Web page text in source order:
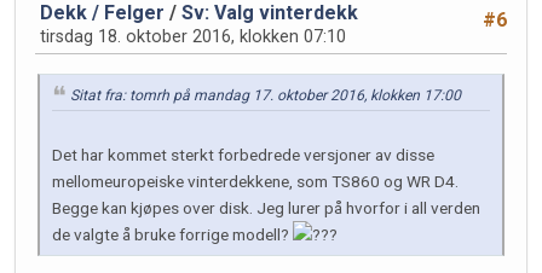
#6
Dekk / Felger / Sv: Valg vinterdekk
tirsdag 18. oktober 2016, klokken 07:10
Sitat fra: tomrh på mandag 17. oktober 2016, klokken 17:00
Det har kommet sterkt forbedrede versjoner av disse
mellomeuropeiske vinterdekkene, som TS860 og WR D4.
Begge kan kjøpes over disk. Jeg lurer på hvorfor i all verden
de valgte å bruke forrige modell?